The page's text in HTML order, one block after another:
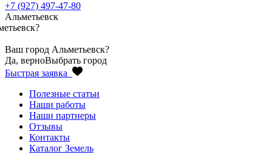
+7 (927) 497-47-80
Альметьевск
?
Ваш город Альметьевск?
Да, верноВыбрать город
Быстрая заявка
Полезные статьи
Наши работы
Наши партнеры
Отзывы
Контакты
Каталог Земель